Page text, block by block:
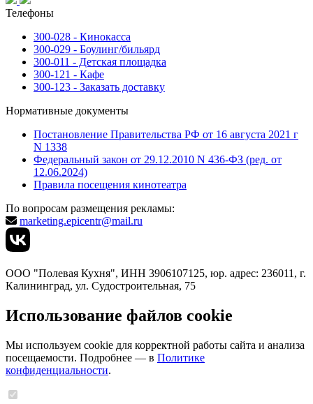
Телефоны
300-028 - Кинокасса
300-029 - Боулинг/бильярд
300-011 - Детская площадка
300-121 - Кафе
300-123 - Заказать доставку
Нормативные документы
Постановление Правительства РФ от 16 августа 2021 г
N 1338
Федеральный закон от 29.12.2010 N 436-ФЗ (ред. от
12.06.2024)
Правила посещения кинотеатра
По вопросам размещения рекламы:
marketing.epicentr@mail.ru
ООО "Полевая Кухня", ИНН 3906107125, юр. адрес: 236011, г.
Калининград, ул. Судостроительная, 75
Использование файлов cookie
Мы используем cookie для корректной работы сайта и анализа
посещаемости. Подробнее — в Политике
конфиденциальности.